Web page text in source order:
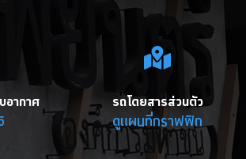
อากาศ รถโดยสารส่วนตัว
ดูแผนที่กราฟฟิก